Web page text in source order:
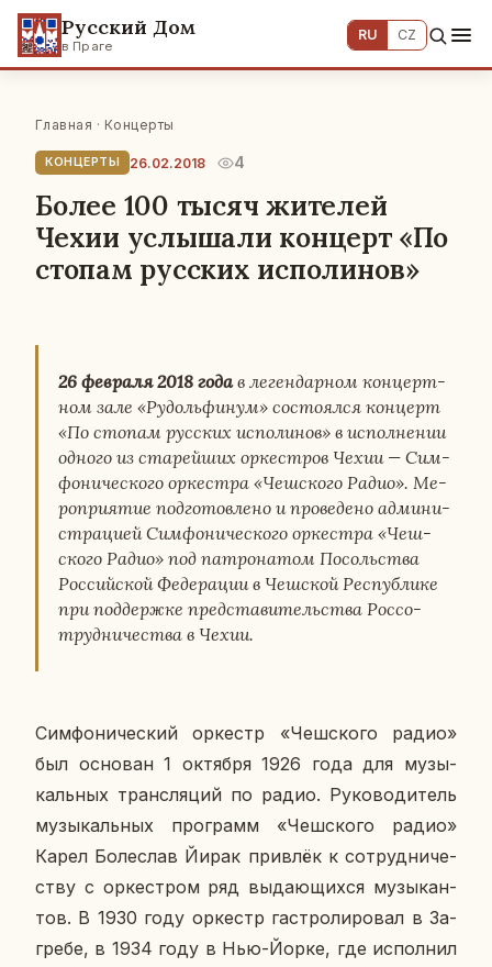
Русский Дом
в Праге
RU CZ
Главная · Концерты
КОНЦЕРТЫ 26.02.2018 4
Более 100 тысяч жителей
Чехии услышали концерт «По
стопам русских исполинов»
26 фев­ра­ля 2018 годав ле­ген­дар­ном кон­церт­
ном зале «Ру­доль­фи­нум» со­сто­ял­ся кон­церт
«По стопам рус­ских ис­по­ли­нов» в ис­пол­не­нии
одного из ста­рей­ших ор­кест­ров Чехии — Сим­
фо­ни­че­ско­го ор­кест­ра «Чеш­ско­го Радио». Ме­
ро­при­я­тие под­го­тов­ле­но и про­ве­де­но ад­ми­ни­
стра­ци­ей Сим­фо­ни­че­ско­го ор­кест­ра «Чеш­
ско­го Радио» под па­тро­на­том По­соль­ства
Рос­сий­ской Фе­де­ра­ции в Чеш­ской Рес­пуб­ли­ке
при под­держ­ке пред­ста­ви­тель­ства Рос­со­
труд­ни­че­ства в Чехии.
Сим­фо­ни­че­ский ор­кестр «Чеш­ско­го радио»
был ос­но­ван 1 ок­тяб­ря 1926 года для му­зы­
каль­ных транс­ля­ций по радио. Ру­ко­во­ди­тель
му­зы­каль­ных про­грамм «Чеш­ско­го радио»
Карел Бо­ле­слав Йирак при­влёк к со­труд­ни­че­
ству с ор­кест­ром ряд вы­да­ю­щих­ся му­зы­кан­
тов. В 1930 году ор­кестр га­стро­ли­ро­вал в За­
гре­бе, в 1934 году в Нью-Йорке, где ис­пол­нил